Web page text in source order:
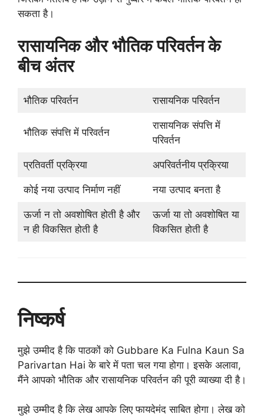
सकता है।
रासायनिक और भौतिक परिवर्तन के
बीच अंतर
भौतिक परिवर्तन रासायनिक परिवर्तन
भौतिक संपत्ति में परिवर्तन
रासायनिक संपत्ति में
परिवर्तन
प्रतिवर्ती प्रक्रिया अपरिवर्तनीय प्रक्रिया
कोई नया उत्पाद निर्माण नहीं नया उत्पाद बनता है
ऊर्जा न तो अवशोषित होती है और
न ही विकसित होती है
ऊर्जा या तो अवशोषित या
विकसित होती है
निष्कर्ष
मुझे उम्मीद है कि पाठकों को Gubbare Ka Fulna Kaun Sa
Parivartan Hai के बारे में पता चल गया होगा। इसके अलावा,
मैंने आपको भौतिक और रासायनिक परिवर्तन की पूरी व्याख्या दी है।
मुझे उम्मीद है कि लेख आपके लिए फायदेमंद साबित होगा। लेख को